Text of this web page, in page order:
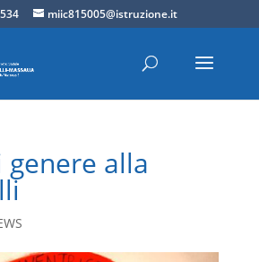
miic815005@istruzione.it
genere alla